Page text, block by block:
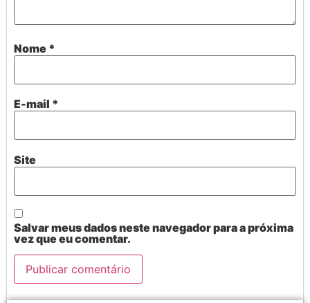
Nome *
E-mail *
Site
Salvar meus dados neste navegador para a próxima
vez que eu comentar.